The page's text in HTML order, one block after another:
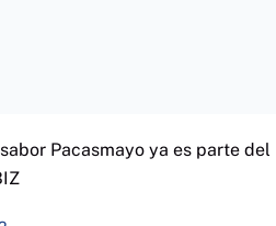
Pacasmayo ya es parte